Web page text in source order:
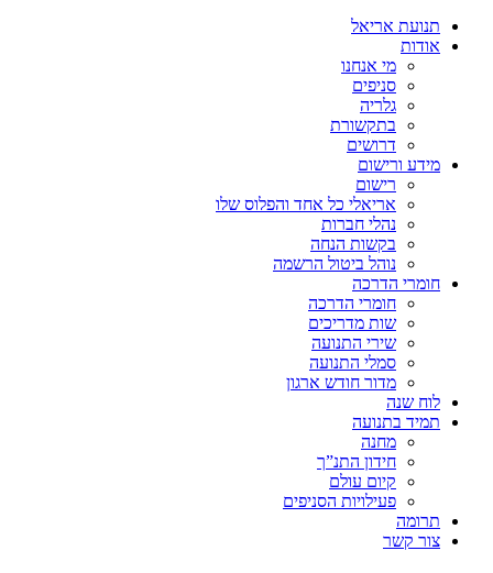
תנועת אריאל
אודות
מי אנחנו
סניפים
גלריה
בתקשורת
דרושים
מידע ורישום
רישום
אריאלי כל אחד והפלוס שלו
נהלי חברות
בקשות הנחה
נוהל ביטול הרשמה
חומרי הדרכה
חומרי הדרכה
שות מדריכים
שירי התנועה
סמלי התנועה
מדור חודש ארגון
לוח שנה
תמיד בתנועה
מחנה
חידון התנ”ך
קיום עולם
פעילויות הסניפים
תרומה
צור קשר